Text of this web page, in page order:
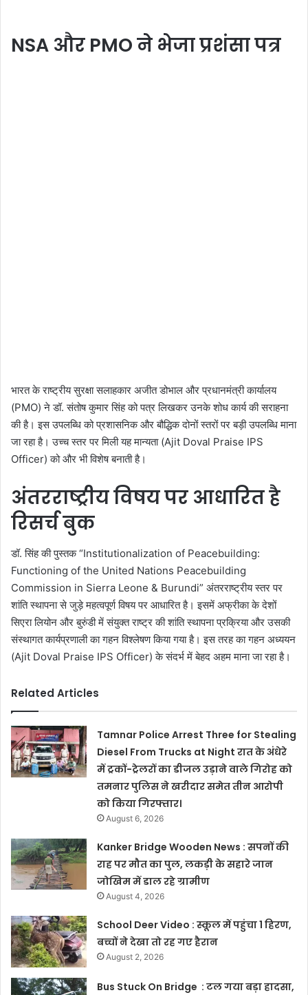
NSA और PMO ने भेजा प्रशंसा पत्र
भारत के राष्ट्रीय सुरक्षा सलाहकार अजीत डोभाल और प्रधानमंत्री कार्यालय
(PMO) ने डॉ. संतोष कुमार सिंह को पत्र लिखकर उनके शोध कार्य की सराहना
की है। इस उपलब्धि को प्रशासनिक और बौद्धिक दोनों स्तरों पर बड़ी उपलब्धि माना
जा रहा है। उच्च स्तर पर मिली यह मान्यता (Ajit Doval Praise IPS
Officer) को और भी विशेष बनाती है।
अंतरराष्ट्रीय विषय पर आधारित है
रिसर्च बुक
डॉ. सिंह की पुस्तक “Institutionalization of Peacebuilding:
Functioning of the United Nations Peacebuilding
Commission in Sierra Leone & Burundi” अंतरराष्ट्रीय स्तर पर
शांति स्थापना से जुड़े महत्वपूर्ण विषय पर आधारित है। इसमें अफ्रीका के देशों
सिएरा लियोन और बुरुंडी में संयुक्त राष्ट्र की शांति स्थापना प्रक्रिया और उसकी
संस्थागत कार्यप्रणाली का गहन विश्लेषण किया गया है। इस तरह का गहन अध्ययन
(Ajit Doval Praise IPS Officer) के संदर्भ में बेहद अहम माना जा रहा है।
Related Articles
Tamnar Police Arrest Three for Stealing
Diesel From Trucks at Night रात के अंधेरे
में ट्रकों-ट्रेलरों का डीजल उड़ाने वाले गिरोह को
तमनार पुलिस ने खरीदार समेत तीन आरोपी
को किया गिरफ्तार।
August 6, 2026
Kanker Bridge Wooden News : सपनों की
राह पर मौत का पुल, लकड़ी के सहारे जान
जोखिम में डाल रहे ग्रामीण
August 4, 2026
School Deer Video : स्कूल में पहुंचा 1 हिरण,
बच्चों ने देखा तो रह गए हैरान
August 2, 2026
Bus Stuck On Bridge : टल गया बड़ा हादसा,